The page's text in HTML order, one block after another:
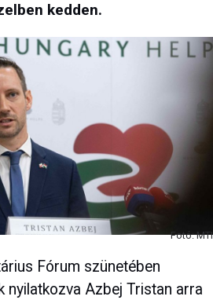
kedden.
Fotó: MTI
Fórum szünetében
nyilatkozva Azbej Tristan arra